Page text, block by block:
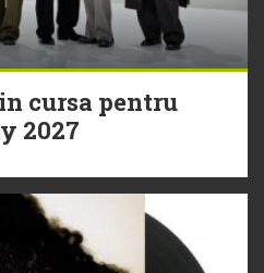
cursa pentru
2027